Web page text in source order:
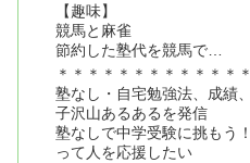
【趣味】
競馬と麻雀
節約した塾代を競馬で…
＊＊＊＊＊＊＊＊＊＊＊＊＊
塾なし・自宅勉強法、成績、
子沢山あるあるを発信
塾なしで中学受験に挑もう！
って人を応援したい